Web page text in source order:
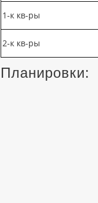
1-к кв-ры
2-к кв-ры
Планировки: